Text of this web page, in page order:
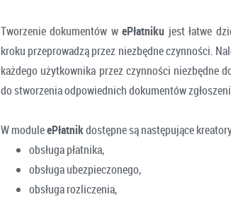
Tworzenie dokumentów wePłatniku jest łatwe
kroku przeprowadzą przez niezbędne czynności.
każdego użytkownika przez czynności niezbędne
do stworzenia odpowiednich dokumentów
W moduleePłatnikdostępne są następujące
obsługa płatnika,
obsługa ubezpieczonego,
obsługa rozliczenia,